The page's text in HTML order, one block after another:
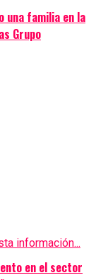
una familia en la
Grupo
información...
en el sector